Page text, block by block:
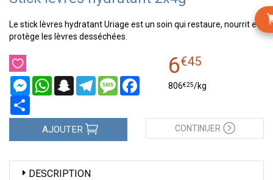
Le stick lèvres hydratant Uriage est un soin qui restaure, nourrit et
protège les lèvres desséchées.
MessengerWhatsAppSnapchatTelegramMessageFacebook
6€45
806€25/kg
AJOUTER CONTINUER
DESCRIPTION